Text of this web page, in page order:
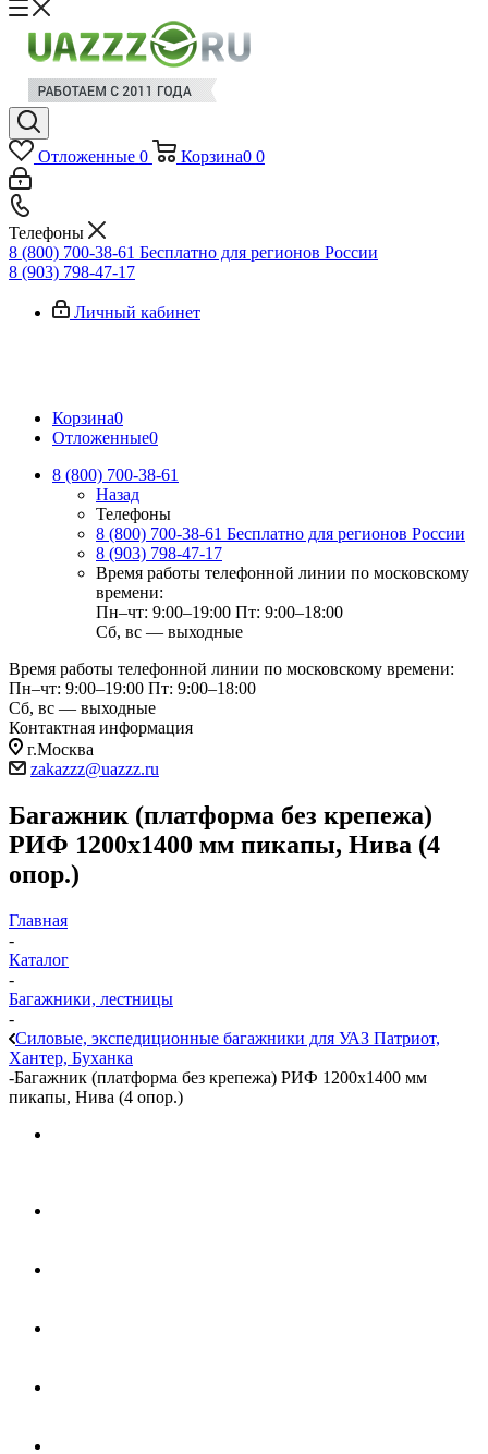
Отложенные 0 Корзина0 0
Телефоны
8 (800) 700-38-61 Бесплатно для регионов России
8 (903) 798-47-17
Личный кабинет
Корзина0
Отложенные0
8 (800) 700-38-61
Назад
Телефоны
8 (800) 700-38-61 Бесплатно для регионов России
8 (903) 798-47-17
Время работы телефонной линии по московскому
времени:
Пн–чт: 9:00–19:00 Пт: 9:00–18:00
Сб, вс — выходные
Время работы телефонной линии по московскому времени:
Пн–чт: 9:00–19:00 Пт: 9:00–18:00
Сб, вс — выходные
Контактная информация
г.Москва
zakazzz@uazzz.ru
Багажник (платформа без крепежа)
РИФ 1200x1400 мм пикапы, Нива (4
опор.)
Главная
-
Каталог
-
Багажники, лестницы
-
Силовые, экспедиционные багажники для УАЗ Патриот,
Хантер, Буханка
-Багажник (платформа без крепежа) РИФ 1200x1400 мм
пикапы, Нива (4 опор.)